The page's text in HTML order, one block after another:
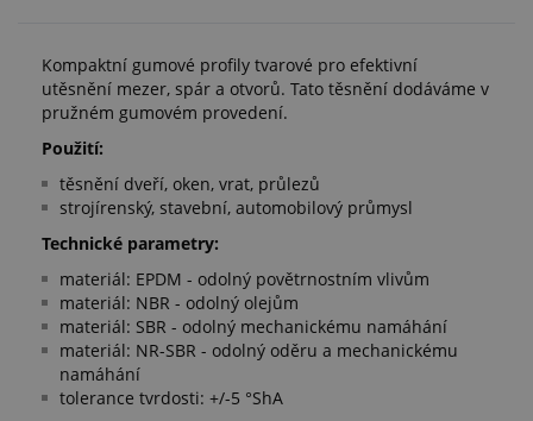
Kompaktní gumové profily tvarové pro efektivní
utěsnění mezer, spár a otvorů. Tato těsnění dodáváme v
pružném gumovém provedení.
Použití:
těsnění dveří, oken, vrat, průlezů
strojírenský, stavební, automobilový průmysl
Technické parametry:
materiál: EPDM - odolný povětrnostním vlivům
materiál: NBR - odolný olejům
materiál: SBR - odolný mechanickému namáhání
materiál: NR-SBR - odolný oděru a mechanickému
namáhání
tolerance tvrdosti: +/-5 °ShA